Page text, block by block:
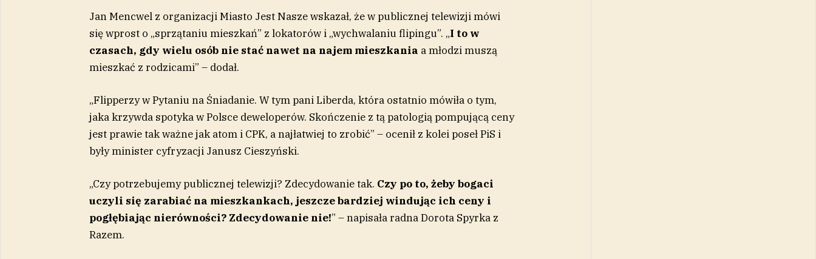
Jan Mencwel z organizacji Miasto Jest Nasze wskazał, że w publicznej telewizji mówi
się wprost o „sprzątaniu mieszkań” z lokatorów i „wychwalaniu flipingu”. „I to w
czasach, gdy wielu osób nie stać nawet na najem mieszkania a młodzi muszą
mieszkać z rodzicami” – dodał.
„Flipperzy w Pytaniu na Śniadanie. W tym pani Liberda, która ostatnio mówiła o tym,
jaka krzywda spotyka w Polsce deweloperów. Skończenie z tą patologią pompującą ceny
jest prawie tak ważne jak atom i CPK, a najłatwiej to zrobić” – ocenił z kolei poseł PiS i
były minister cyfryzacji Janusz Cieszyński.
„Czy potrzebujemy publicznej telewizji? Zdecydowanie tak. Czy po to, żeby bogaci
uczyli się zarabiać na mieszkankach, jeszcze bardziej windując ich ceny i
pogłębiając nierówności? Zdecydowanie nie!” – napisała radna Dorota Spyrka z
Razem.